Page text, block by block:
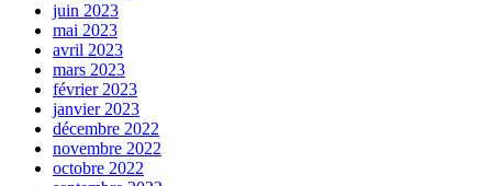
juin 2023
mai 2023
avril 2023
mars 2023
février 2023
janvier 2023
décembre 2022
novembre 2022
octobre 2022